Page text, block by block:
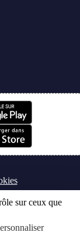
Connexion
sur ceux que